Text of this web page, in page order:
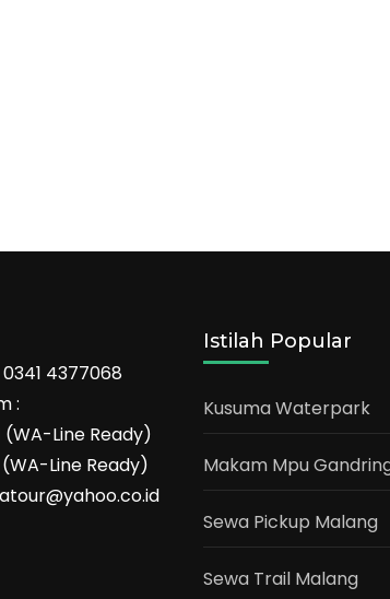
4377068
:
(WA-Line Ready)
(WA-Line Ready)
Istilah Popular
Kusuma Waterpark
Makam Mpu
Sewa Pickup Malang
Sewa Trail Malang